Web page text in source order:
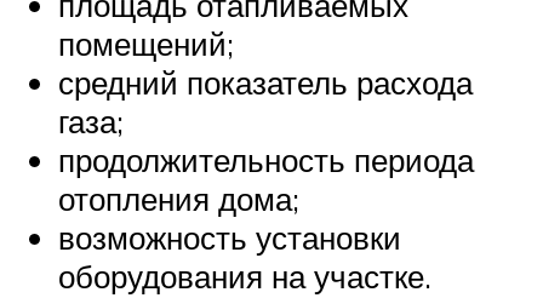
помещений;
средний показатель расхода
газа;
продолжительность периода
отопления дома;
возможность установки
оборудования на участке.